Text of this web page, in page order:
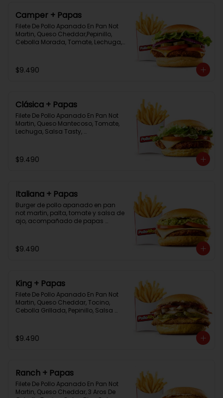
Camper + Papas
Filete De Pollo Apanado En Pan Not
Martin, Queso Cheddar,Pepinillo,
Cebolla Morada, Tomate, Lechuga,
$9.490
Clásica + Papas
Filete De Pollo Apanado En Pan Not
Martin, Queso Mantecoso, Tomate,
Lechuga, Salsa Tasty,
$9.490
Italiana + Papas
Burger de pollo apanado en pan
not martin, palta, tomate y salsa de
ajo, acompañado de papas
$9.490
King + Papas
Filete De Pollo Apanado En Pan Not
Martin, Queso Cheddar, Tocino,
Cebolla Grillada, Pepinillo, Salsa
$9.490
Ranch + Papas
Filete De Pollo Apanado En Pan Not
Martin, Queso Cheddar, 3 Aros De